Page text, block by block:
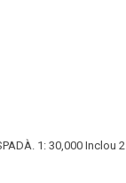
1: 30,000 Inclou 2